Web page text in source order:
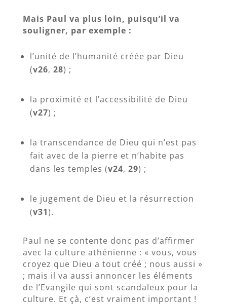
Mais Paul va plus loin, puisqu’il va
souligner, par exemple :
l’unité de l’humanité créée par Dieu
(v26, 28) ;
la proximité et l’accessibilité de Dieu
(v27) ;
la transcendance de Dieu qui n’est pas
fait avec de la pierre et n’habite pas
dans les temples (v24, 29) ;
le jugement de Dieu et la résurrection
(v31).
Paul ne se contente donc pas d’affirmer
avec la culture athénienne : « vous, vous
croyez que Dieu a tout créé ; nous aussi »
; mais il va aussi annoncer les éléments
de l’Evangile qui sont scandaleux pour la
culture. Et çà, c’est vraiment important !